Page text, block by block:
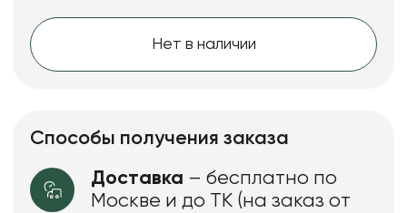
Нет в наличии
Способы получения заказа
Доставка – бесплатно по
Москве и до ТК (на заказ от